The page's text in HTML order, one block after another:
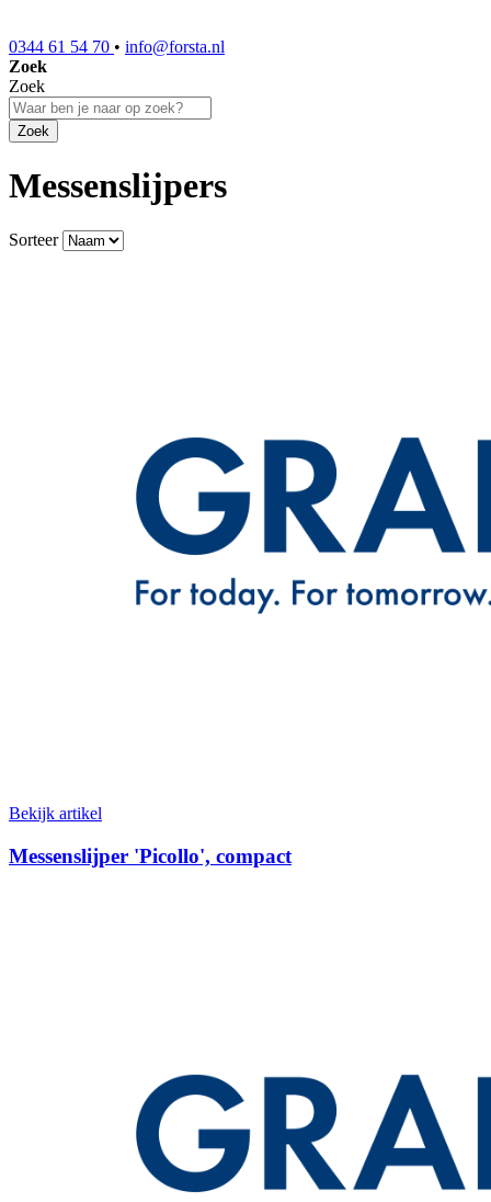
0344 61 54 70 • info@forsta.nl
Zoek
Zoek
Zoek
Messenslijpers
Sorteer
Bekijk artikel
Messenslijper 'Picollo', compact